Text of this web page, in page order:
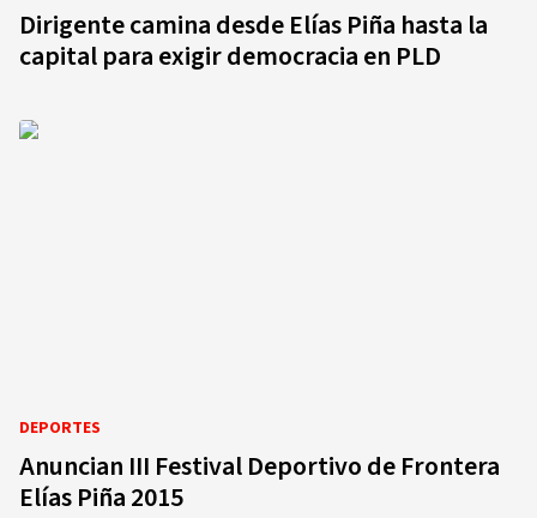
Dirigente camina desde Elías Piña hasta la
capital para exigir democracia en PLD
DEPORTES
Anuncian III Festival Deportivo de Frontera
Elías Piña 2015